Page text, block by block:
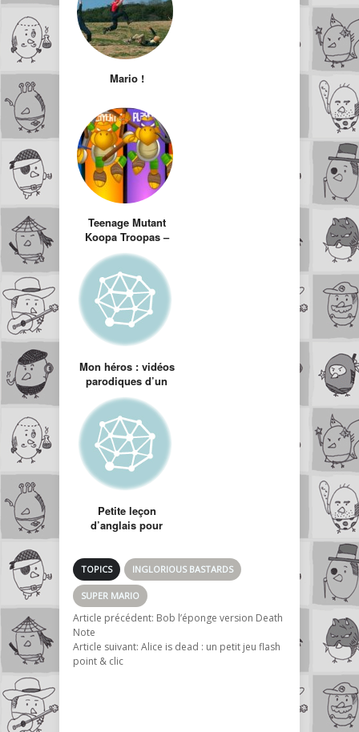
Mario !
Teenage Mutant
Koopa Troopas –
Mario dans
l’univers des
Tortues Ninja
Mon héros : vidéos
parodiques d’un
illustre inconnu
bourré de talent
Petite leçon
d’anglais pour
pomme
TOPICS INGLORIOUS BASTARDS
SUPER MARIO
Article précédent: Bob l’éponge version Death
Note
Article suivant: Alice is dead : un petit jeu flash
point & clic